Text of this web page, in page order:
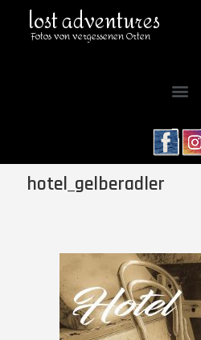
lost adventures
Fotos von vergessenen Orten
hotel_gelberadler